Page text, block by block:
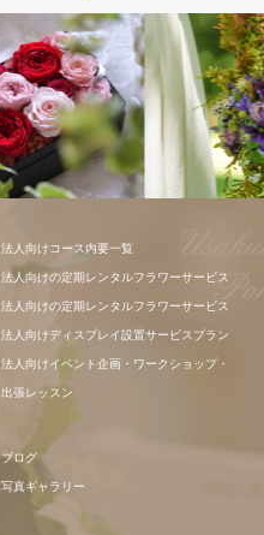
法人向けコース内要一覧
法人向けの定期レンタルフラワーサービス
法人向けの定期レンタルフラワーサービス
法人向けディスプレイ設置サービスプラン
法人向けイベント企画・ワークショップ・
出張レッスン
ブログ
写真ギャラリー